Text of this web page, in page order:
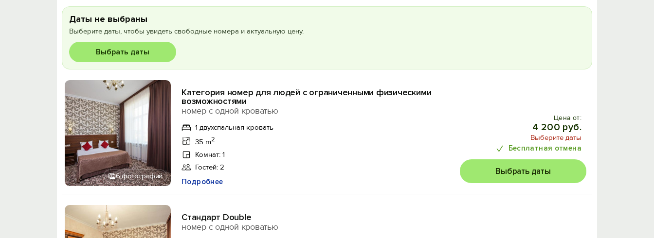
Даты не выбраны
Выберите даты, чтобы увидеть свободные номера и актуальную цену.
Выбрать даты
6 фотографий
Категория номер для людей с ограниченными физическими
возможностями
номер с одной кроватью
1 двухспальная кровать
35 m2
Комнат: 1
Гостей: 2
Подробнее
Цена от:
4 200 руб.
Выберите даты
Бесплатная отмена
Выбрать даты
Стандарт Double
номер с одной кроватью